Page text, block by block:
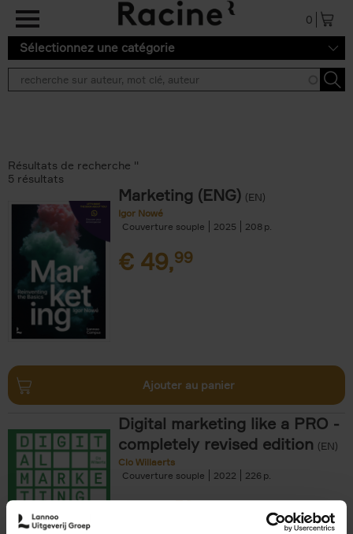
Aller au contenu principal
0
Sélectionnez une catégorie
Résultats de recherche ''
5 résultats
Marketing (ENG) (EN)
Igor Nowé
Couverture souple
2025 208
€ 49,99
Ajouter au panier
Digital marketing like a PRO -
completely revised edition (EN)
Clo Willaerts
Couverture souple
2022 226
€35,50